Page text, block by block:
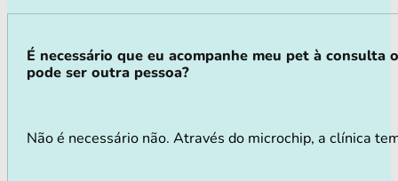
É necessário que eu acompanhe meu pet à consulta
pode ser outra pessoa?
Não é necessário não. Através do microchip, a clínica